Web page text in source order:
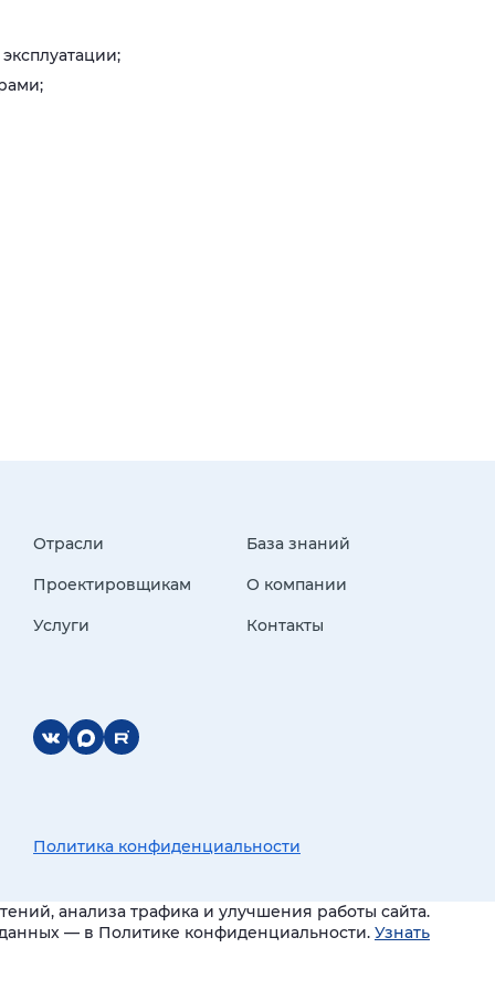
Отрасли
Проектировщикам
Услуги
База знаний
О компании
Контакты
Политика конфиденциальности
анализа трафика и улучшения работы сайта.
— в Политике конфиденциальности. Узнать